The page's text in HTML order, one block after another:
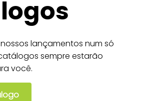
lançamentos num só
sempre estarão
você.